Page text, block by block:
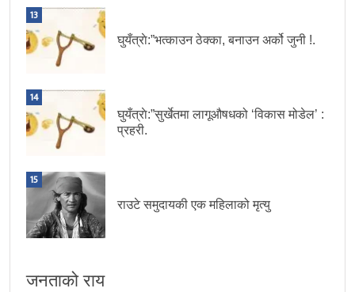
13
घुयँत्राे:”भत्काउन ठेक्का, बनाउन अर्को जुनी !.
14
घुयँत्राे:”सुर्खेतमा लागूऔषधको ‘विकास मोडेल’ :
प्रहरी.
15
राउटे समुदायकी एक महिलाको मृत्यु
जनताको राय